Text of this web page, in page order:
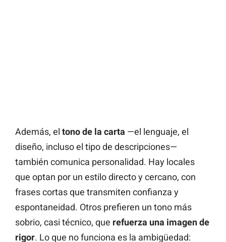
Además, el tono de la carta —el lenguaje, el
diseño, incluso el tipo de descripciones—
también comunica personalidad. Hay locales
que optan por un estilo directo y cercano, con
frases cortas que transmiten confianza y
espontaneidad. Otros prefieren un tono más
sobrio, casi técnico, que refuerza una imagen de
rigor. Lo que no funciona es la ambigüedad: